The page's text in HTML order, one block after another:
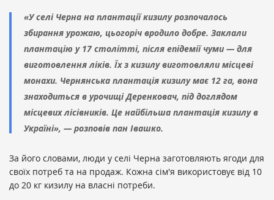
«У селі Черна на плантації кизилу розпочалось
збирання урожаю, цьогоріч вродило добре. Заклали
плантацію у 17 столітті, після епідемії чуми — для
виготовлення ліків. Їх з кизилу виготовляли місцеві
монахи. Чернянська плантація кизилу має 12 га, вона
знаходиться в урочищі Деренковач, під доглядом
місцевих лісівників. Це найбільша плантація кизилу в
Україні», — розповів пан Івашко.
За його словами, люди у селі Черна заготовляють ягоди для
своїх потреб та на продаж. Кожна сім'я використовує від 10
до 20 кг кизилу на власні потреби.